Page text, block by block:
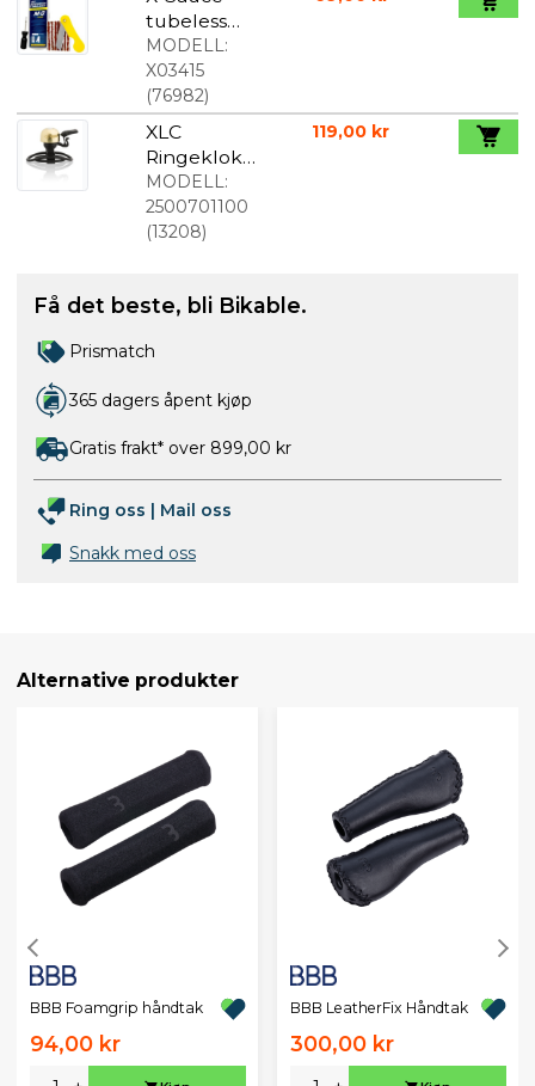
tubeless
reparations
kit M-0
small
MODELL:
X03415
(76982)
XLC
Ringeklokk
e i ekte
messing
MODELL:
2500701100
(13208)
119,00 kr
Få det beste, bli Bikable.
Prismatch
365 dagers åpent kjøp
Gratis frakt* over 899,00 kr
Ring oss | Mail oss
Snakk med oss
Alternative produkter
BBB Foamgrip håndtak
94,00 kr
BBB LeatherFix Håndtak
300,00 kr